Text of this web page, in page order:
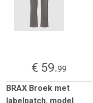
€ 59.99
BRAX Broek met
labelpatch, model